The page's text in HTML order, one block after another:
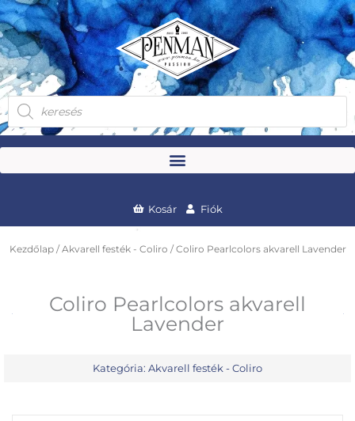
Skip
to
content
Products
search
Kosár Fiók
Kezdőlap/Akvarell festék - Coliro / Coliro Pearlcolors akvarell Lavender
Coliro Pearlcolors akvarell
Lavender
Kategória: Akvarell festék - Coliro